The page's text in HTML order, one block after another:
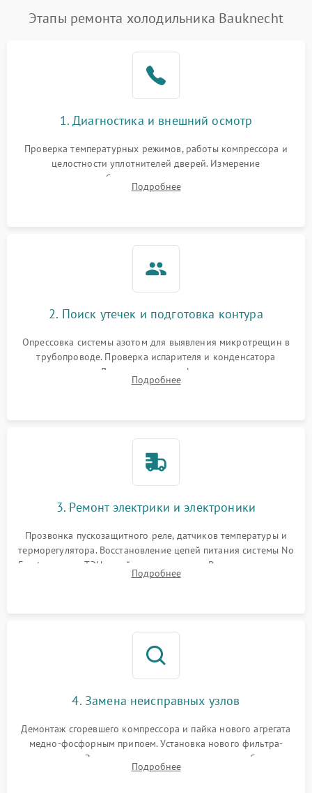
Этапы ремонта холодильника Bauknecht
1. Диагностика и внешний осмотр
Проверка температурных режимов, работы компрессора и
целостности уплотнителей дверей. Измерение
сопротивления обмоток мотора, проверка термостата и
считывание кодов ошибок с электронного дисплея.
Подробнее
2. Поиск утечек и подготовка контура
Опрессовка системы азотом для выявления микротрещин в
трубопроводе. Проверка испарителя и конденсатора
течеискателем. Демонтаж старого фильтра-осушителя и
продувка капиллярной трубки для устранения засоров.
Подробнее
3. Ремонт электрики и электроники
Прозвонка пускозащитного реле, датчиков температуры и
терморегулятора. Восстановление цепей питания системы No
Frost, включая ТЭН оттайки и вентилятор. Ремонт или замена
платы управления при сбоях алгоритмов.
Подробнее
4. Замена неисправных узлов
Демонтаж сгоревшего компрессора и пайка нового агрегата
медно-фосфорным припоем. Установка нового фильтра-
осушителя. Замена изношенных вентиляторов обдува,
сломанных заслонок или поврежденных дверных петель.
Подробнее